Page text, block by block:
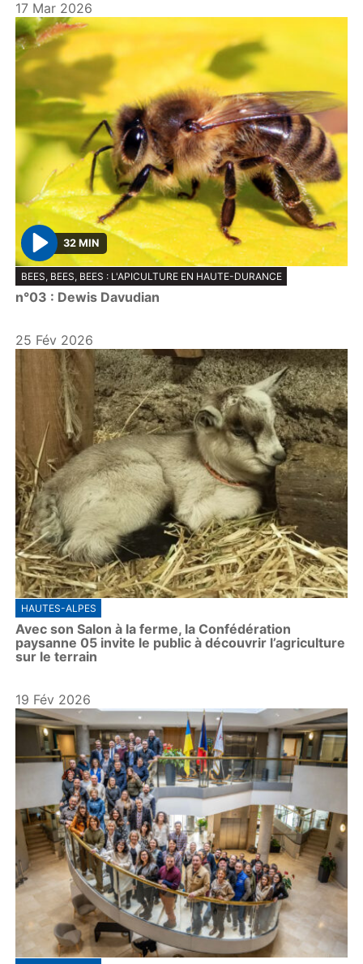
17 Mar 2026
P
l
a
32 MIN
BEES, BEES, BEES : L'APICULTURE EN HAUTE-DURANCE
n°03 : Dewis Davudian
25 Fév 2026
HAUTES-ALPES
Avec son Salon à la ferme, la Confédération
paysanne 05 invite le public à découvrir l’agriculture
sur le terrain
19 Fév 2026